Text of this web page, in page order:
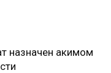
назначен акимом